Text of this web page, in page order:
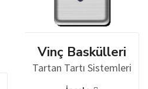
Vinç Baskülleri
Tartan Tartı Sistemleri